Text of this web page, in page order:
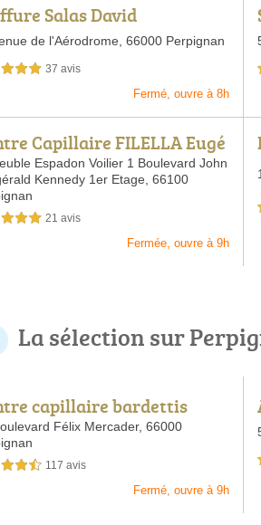
Salas David
de l'Aérodrome, 66000 Perpignan
sur 5 37 avis
Fermé, ouvre à 8h
Capillaire FILELLA Eugé
RDV
Espadon Voilier 1 Boulevard John
Kennedy 1er Etage, 66100
sur 5 21 avis
Fermée, ouvre à 9h
La sélection sur
capillaire bardettis
Félix Mercader, 66000
sur 5 117 avis
Fermé, ouvre à 9h